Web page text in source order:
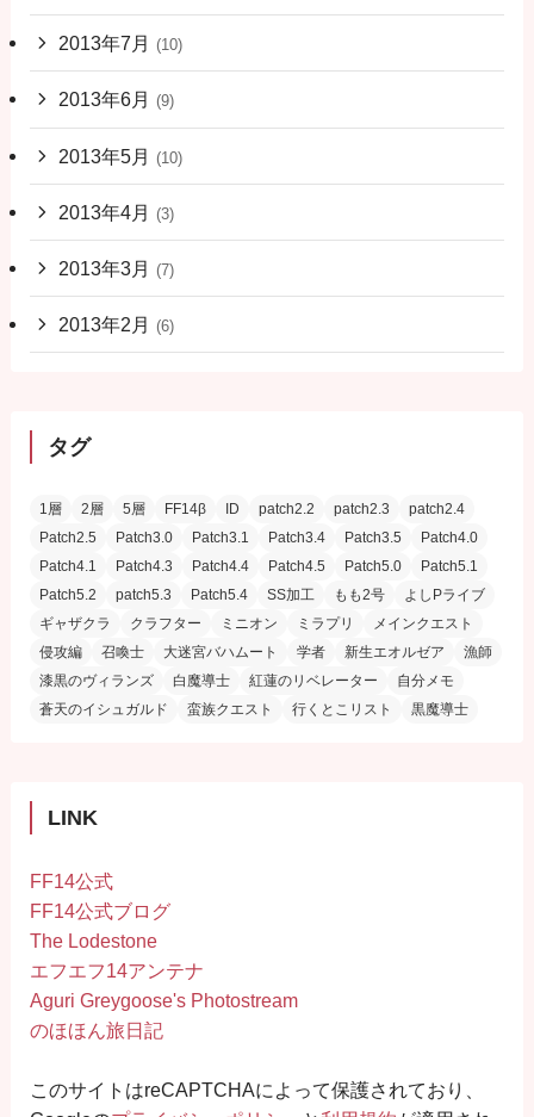
2013年7月 (10)
2013年6月 (9)
2013年5月 (10)
2013年4月 (3)
2013年3月 (7)
2013年2月 (6)
タグ
1層 2層 5層 FF14β ID patch2.2 patch2.3
patch2.4
Patch2.5
Patch3.0 Patch3.1 Patch3.4 Patch3.5
Patch4.0
Patch4.1
Patch4.3 Patch4.4 Patch4.5 Patch5.0
Patch5.1
Patch5.2
patch5.3 Patch5.4 SS加工 もも2号
よしPライブ
ギャザクラ
クラフター ミニオン ミラプリ
メインクエスト
侵攻編
召喚士 大迷宮バハムート 学者 新生エオルゼア
漁師
漆黒のヴィランズ
白魔導士 紅蓮のリベレーター
自分メモ
蒼天のイシュガルド
蛮族クエスト 行くとこリスト 黒魔導士
LINK
FF14公式
FF14公式ブログ
The Lodestone
エフエフ14アンテナ
Aguri Greygoose's Photostream
のほほん旅日記
このサイトはreCAPTCHAによって保護されており、